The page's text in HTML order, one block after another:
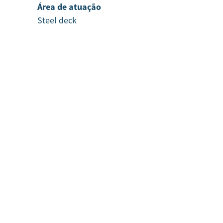
Área de atuação
Steel deck